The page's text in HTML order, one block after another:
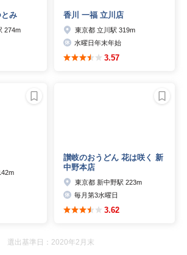
み
274m
香川 一福 立川店
東京都 立川駅 319m
水曜日年末年始
3.57
讃岐のおうどん 花は咲く 新
中野本店
東京都 新中野駅 223m
毎月第3水曜日
3.62
選出基準日：2020年2月末